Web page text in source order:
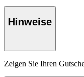
Hinweise
Zeigen Sie Ihren